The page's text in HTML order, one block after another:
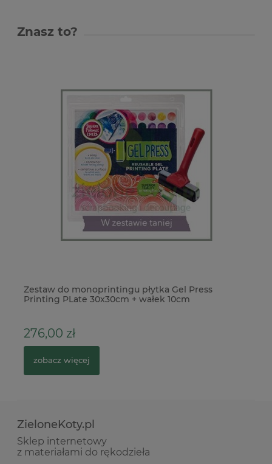
Znasz to?
Zestaw do monoprintingu płytka Gel Press
Printing PLate 30x30cm + wałek 10cm
276,00 zł
zobacz więcej
ZieloneKoty.pl
Sklep internetowy
z materiałami do rękodzieła